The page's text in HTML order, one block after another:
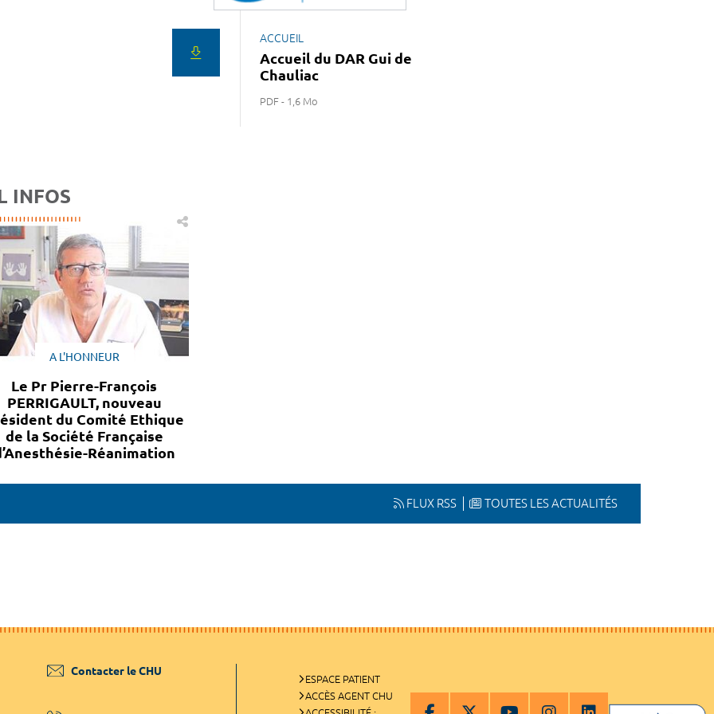
ACCUEIL
Accueil du DAR Gui de
Chauliac
PDF - 1,6 Mo
INFOS
A L'HONNEUR
Le Pr Pierre-François
PERRIGAULT, nouveau
du Comité Ethique
de la Société Française
Réanimation
FLUX RSS TOUTES LES ACTUALITÉS
Contacter le CHU
ESPACE PATIENT
ACCÈS AGENT CHU